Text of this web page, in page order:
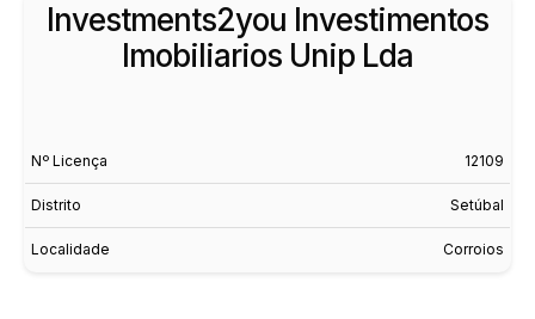
Investments2you Investimentos
Imobiliarios Unip Lda
Nº Licença 12109
Distrito Setúbal
Localidade Corroios